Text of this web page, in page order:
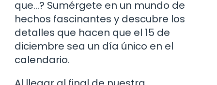
que…? Sumérgete en un mundo de
hechos fascinantes y descubre los
detalles que hacen que el 15 de
diciembre sea un día único en el
calendario.